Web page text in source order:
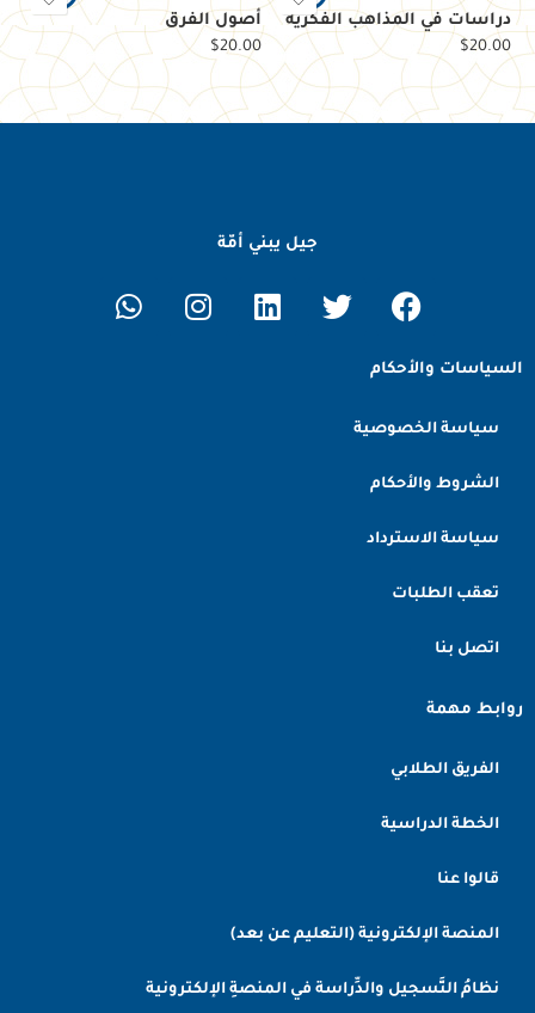
دراسات في المذاهب الفكرية
$20.00
أصول الفرق
$20.00
جيل يبني أمّة
السياسات والأحكام
سياسة الخصوصية
الشروط والأحكام
سياسة الاسترداد
تعقب الطلبات
اتصل بنا
روابط مهمة
الفريق الطلابي
الخطة الدراسية
قالوا عنا
المنصة الإلكترونية (التعليم عن بعد)
نظامُ التَّسجيل والدِّراسة في المنصةِ الإلكترونية